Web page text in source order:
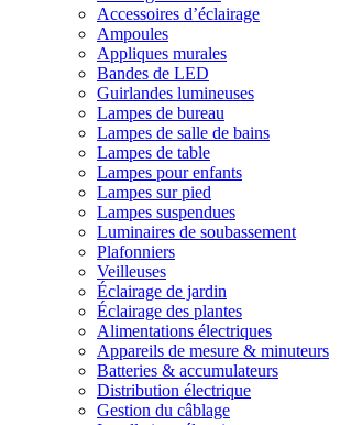
Accessoires d’éclairage
Ampoules
Appliques murales
Bandes de LED
Guirlandes lumineuses
Lampes de bureau
Lampes de salle de bains
Lampes de table
Lampes pour enfants
Lampes sur pied
Lampes suspendues
Luminaires de soubassement
Plafonniers
Veilleuses
Éclairage de jardin
Éclairage des plantes
Alimentations électriques
Appareils de mesure & minuteurs
Batteries & accumulateurs
Distribution électrique
Gestion du câblage